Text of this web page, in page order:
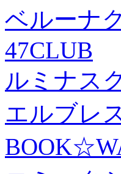
ベルーナ
47CLUB
ルミナス
エルブレ